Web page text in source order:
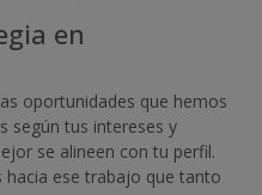
en
oportunidades que hemos
según tus intereses y
se alineen con tu perfil.
hacia ese trabajo que tanto